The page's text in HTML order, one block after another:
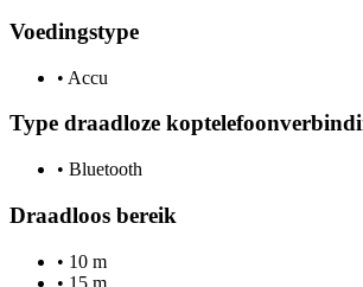
Voedingstype
• Accu
Type draadloze
• Bluetooth
Draadloos bereik
• 10 m
• 15 m